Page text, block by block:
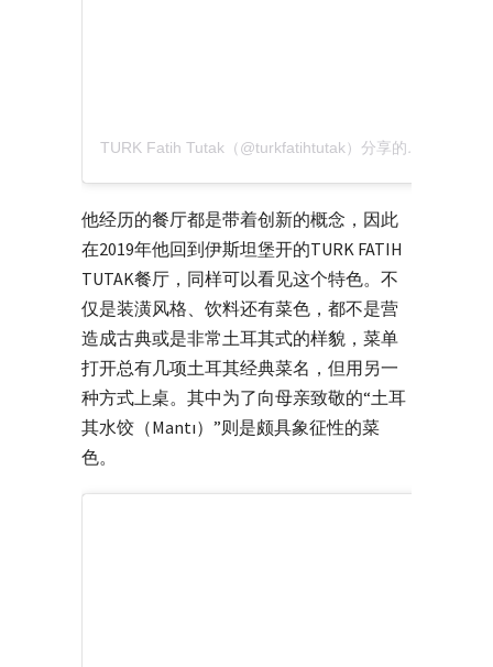
TURK Fatih Tutak（@turkfatihtutak）分享的贴文
他经历的餐厅都是带着创新的概念，因此
在2019年他回到伊斯坦堡开的TURK FATIH
TUTAK餐厅，同样可以看见这个特色。不
仅是装潢风格、饮料还有菜色，都不是营
造成古典或是非常土耳其式的样貌，菜单
打开总有几项土耳其经典菜名，但用另一
种方式上桌。其中为了向母亲致敬的“土耳
其水饺（Mantı）”则是颇具象征性的菜
色。